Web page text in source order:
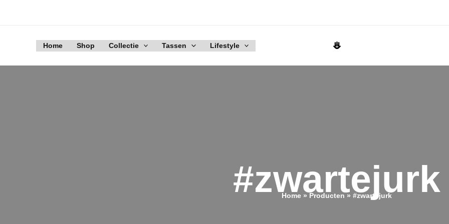
Home Shop Collectie Tassen Lifestyle
#zwartejurk
Home Producten #zwartejurk